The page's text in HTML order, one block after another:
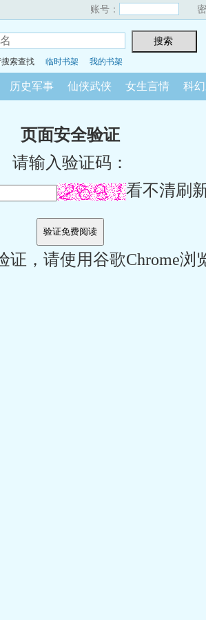
账号：
索查找 临时书架 我的书架
历史军事 仙侠武侠 女生言情 科
页面安全验证
请输入验证码：
看不清刷
，请使用谷歌Chrome浏